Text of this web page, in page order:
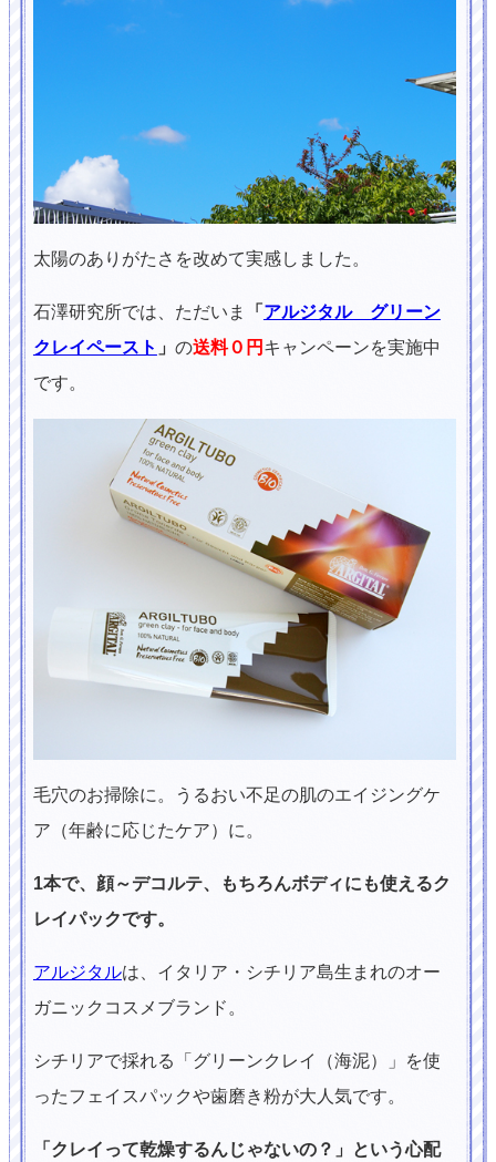
太陽のありがたさを改めて実感しました。
石澤研究所では、ただいま 「 アルジタル グリーン
クレイペースト 」 の送料０円 キャンペーンを実施中
です。
毛穴のお掃除に。うるおい不足の肌のエイジングケ
ア（年齢に応じたケア）に。
1本で、顔～デコルテ、もちろんボディにも使えるク
レイパックです。
アルジタルは、イタリア・シチリア島生まれのオー
ガニックコスメブランド。
シチリアで採れる「グリーンクレイ（海泥）」を使
ったフェイスパックや歯磨き粉が大人気です。
「クレイって乾燥するんじゃないの？」という心配